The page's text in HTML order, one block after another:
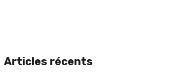
Articles récents